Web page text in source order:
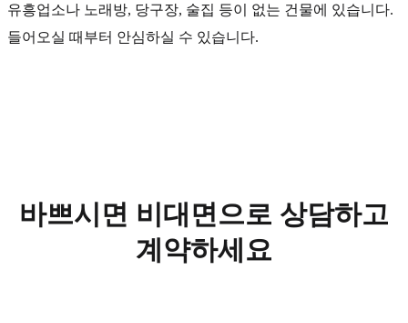
유흥업소나 노래방, 당구장, 술집 등이 없는 건물에 있습니다.
들어오실 때부터 안심하실 수 있습니다.
바쁘시면 비대면으로 상담하고
계약하세요